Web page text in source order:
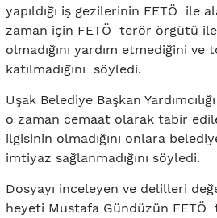
yapıldığı iş gezilerinin FETÖ ile
zaman için FETÖ terör örgütü ile
olmadığını yardım etmediğini ve
katılmadığını söyledi.
Uşak Belediye Başkan
o zaman cemaat olarak tabir
ilgisinin olmadığını onlara
imtiyaz sağlanmadığını söyledi.
Dosyayı inceleyen ve delilleri
heyeti Mustafa Gündüzün